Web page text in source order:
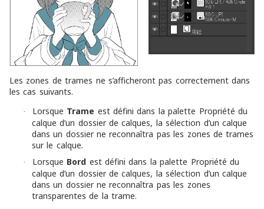
Les zones de trames ne s’afficheront pas correctement dans
les cas suivants.
· Lorsque Trame est défini dans la palette Propriété du
calque d’un dossier de calques, la sélection d’un calque
dans un dossier ne reconnaîtra pas les zones de trames
sur le calque.
· Lorsque Bord est défini dans la palette Propriété du
calque d’un dossier de calques, la sélection d’un calque
dans un dossier ne reconnaîtra pas les zones
transparentes de la trame.